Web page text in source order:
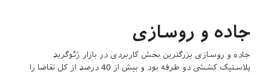
جاده و روسازی
جاده و روسازی بزرگترین بخش کاربردی در بازار ژئوگرید
پلاستیک کششی دو طرفه بود و بیش از 40 درصد از کل تقاضا را